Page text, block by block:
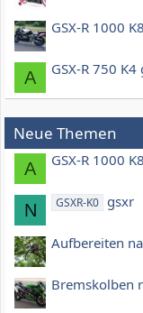
GSX-R 1000
A GSX-R 750
Neue Themen
A GSX-R 1000
N GSXR-K0 gsxr
Aufbereiten
Bremskolben